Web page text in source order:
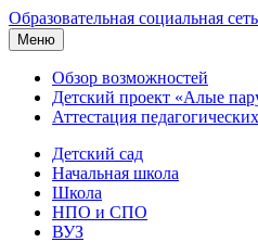
Образовательная социальная сеть
Меню
Обзор возможностей
Детский проект «Алые
Аттестация
Детский сад
Начальная школа
Школа
НПО и СПО
ВУЗ